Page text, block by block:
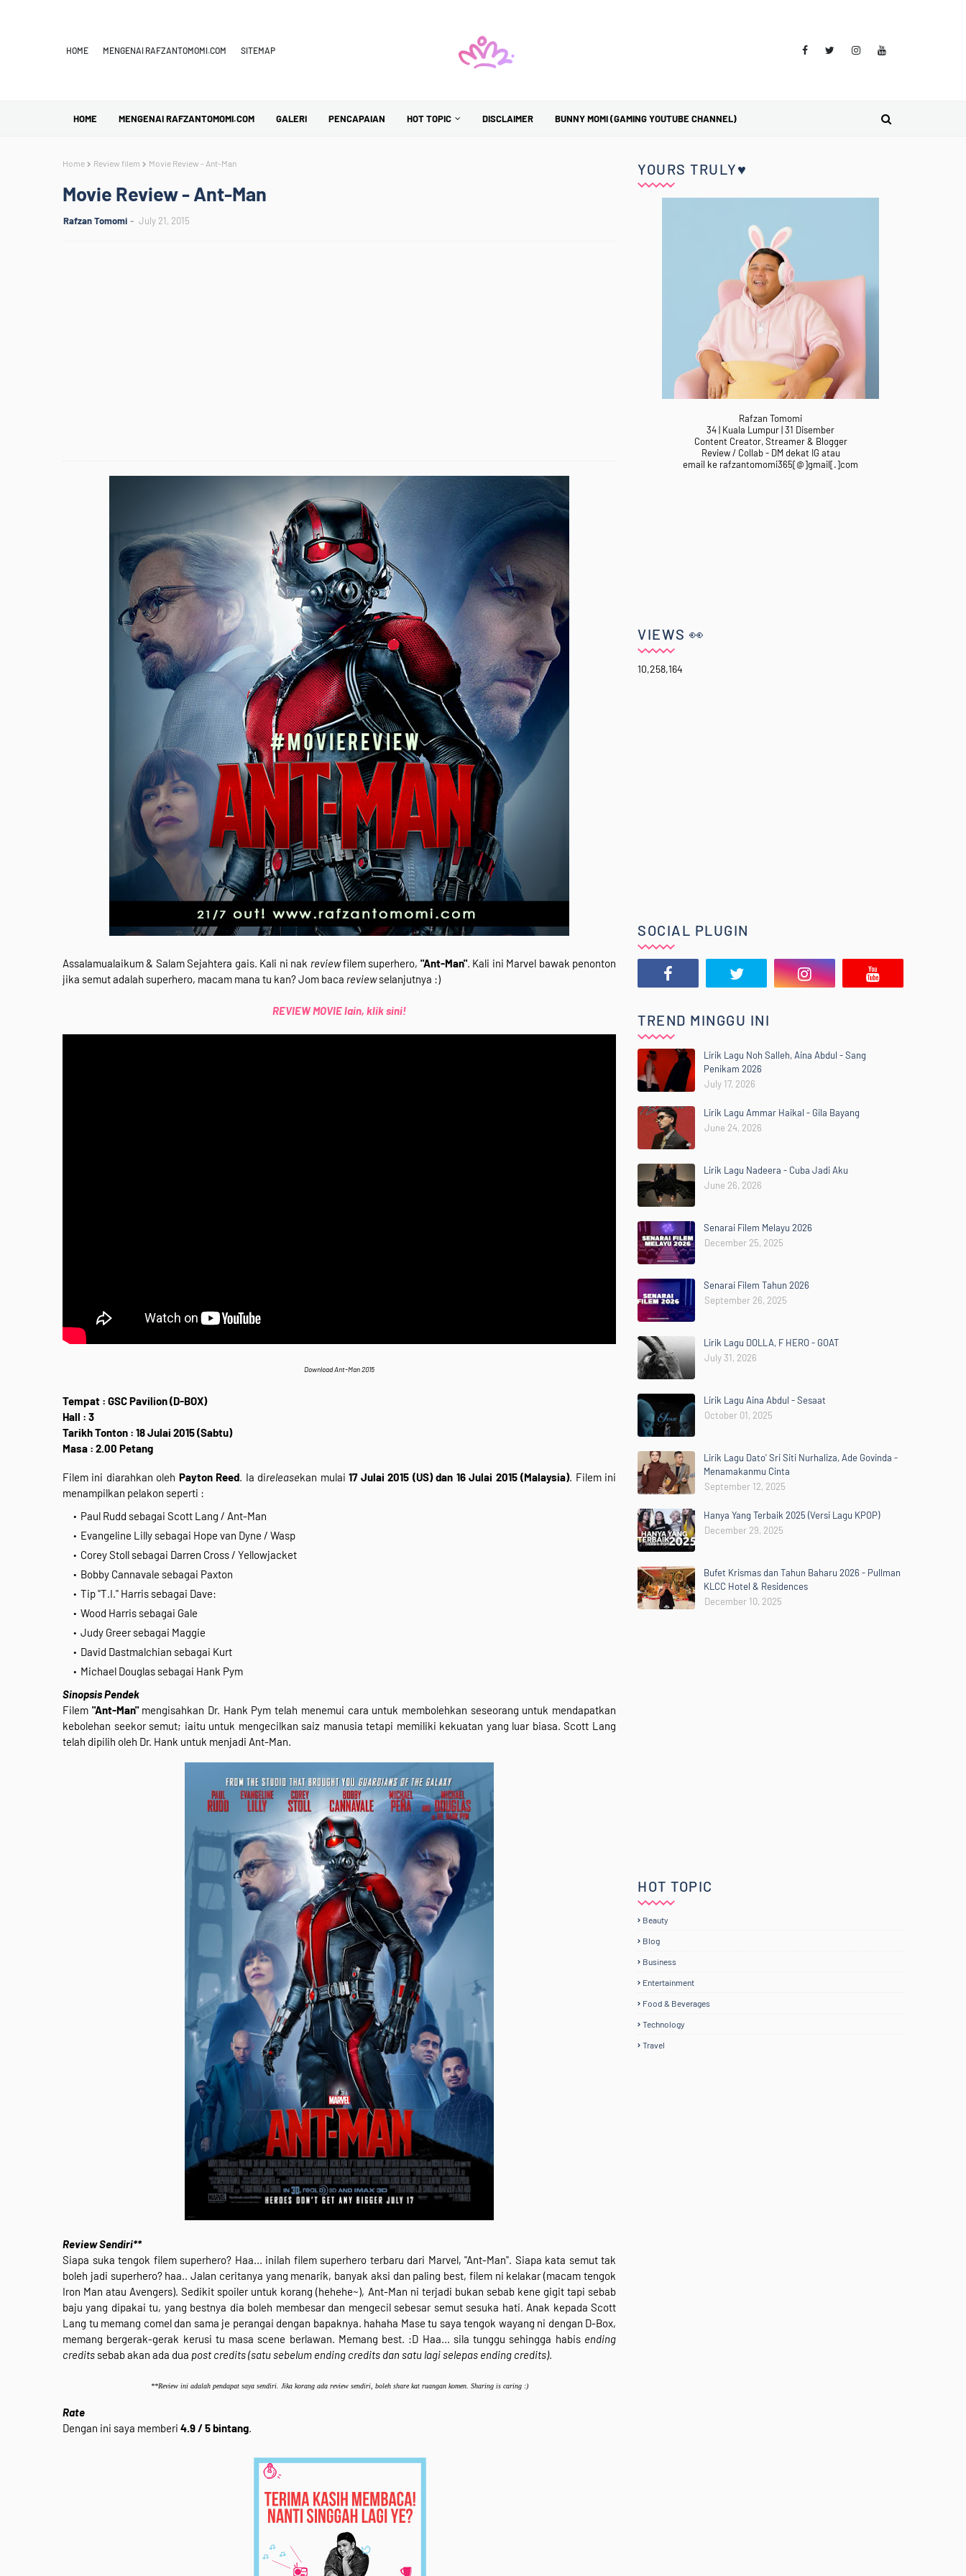
HOME MENGENAI RAFZANTOMOMI.COM SITEMAP
HOME MENGENAI RAFZANTOMOMI.COM GALERI PENCAPAIAN HOT TOPIC DISCLAIMER BUNNY MOMI (GAMING YOUTUBE CHANNEL)
Home Review filem Movie Review - Ant-Man
Movie Review - Ant-Man
Rafzan Tomomi July 21, 2015
Assalamualaikum & Salam Sejahtera gais. Kali ni nak reviewfilem superhero, "Ant-Man". Kali ini Marvel bawak penonton
jika semut adalah superhero, macam mana tu kan? Jom baca reviewselanjutnya :)
REVIEW MOVIE lain, klik sini!
Download Ant-Man 2015
Tempat : GSC Pavilion (D-BOX)
Hall : 3
Tarikh Tonton : 18 Julai 2015 (Sabtu)
Masa : 2.00 Petang
Filem ini diarahkan oleh Payton Reed. Ia direleasekan mulai17 Julai 2015 (US) dan 16 Julai 2015 (Malaysia). Filem ini
menampilkan pelakon seperti :
Paul Rudd sebagai Scott Lang / Ant-Man
Evangeline Lilly sebagai Hope van Dyne / Wasp
Corey Stoll sebagai Darren Cross / Yellowjacket
Bobby Cannavale sebagai Paxton
Tip "T.I." Harris sebagai Dave:
Wood Harris sebagai Gale
Judy Greer sebagai Maggie
David Dastmalchian sebagai Kurt
Michael Douglas sebagai Hank Pym
Sinopsis Pendek
Filem "Ant-Man"mengisahkan Dr. Hank Pym telah menemui cara untuk membolehkan seseorang untuk mendapatkan
kebolehan seekor semut; iaitu untuk mengecilkan saiz manusia tetapi memiliki kekuatan yang luar biasa. Scott Lang
telah dipilih oleh Dr. Hank untuk menjadi Ant-Man.
Review Sendiri**
Siapa suka tengok filem superhero? Haa... inilah filem superhero terbaru dari Marvel, "Ant-Man". Siapa kata semut tak
boleh jadi superhero? haa.. Jalan ceritanya yang menarik, banyak aksi dan paling best, filem ni kelakar (macam tengok
Iron Man atau Avengers). Sedikit spoiler untuk korang (hehehe~), Ant-Man ni terjadi bukan sebab kene gigit tapi sebab
baju yang dipakai tu, yang bestnya dia boleh membesar dan mengecil sebesar semut sesuka hati. Anak kepada Scott
Lang tu memang comel dan sama je perangai dengan bapaknya. hahaha Mase tu saya tengok wayang ni dengan D-Box,
memang bergerak-gerak kerusi tu masa scene berlawan. Memang best. :D Haa... sila tunggu sehingga habis ending
credits sebab akan ada dua post credits(satu sebelum ending credits dan satu lagi selepas ending credits).
**Review ini adalah pendapat saya sendiri. Jika korang ada review sendiri, boleh share kat ruangan komen. Sharing is caring :)
Rate
Dengan ini saya memberi 4.9 / 5 bintang.
YOURS TRULY♥
Rafzan Tomomi
34 | Kuala Lumpur | 31 Disember
Content Creator, Streamer & Blogger
Review / Collab - DM dekat IG atau
email ke rafzantomomi365[@]gmail[.]com
VIEWS 👀
10,258,164
SOCIAL PLUGIN
TREND MINGGU INI
Lirik Lagu Noh Salleh, Aina Abdul - Sang
Penikam 2026
July 17, 2026
Lirik Lagu Ammar Haikal - Gila Bayang
June 24, 2026
Lirik Lagu Nadeera - Cuba Jadi Aku
June 26, 2026
Senarai Filem Melayu 2026
December 25, 2025
Senarai Filem Tahun 2026
September 26, 2025
Lirik Lagu DOLLA, F HERO - GOAT
July 31, 2026
Lirik Lagu Aina Abdul - Sesaat
October 01, 2025
Lirik Lagu Dato' Sri Siti Nurhaliza, Ade Govinda -
Menamakanmu Cinta
September 12, 2025
Hanya Yang Terbaik 2025 (Versi Lagu KPOP)
December 29, 2025
Bufet Krismas dan Tahun Baharu 2026 - Pullman
KLCC Hotel & Residences
December 10, 2025
HOT TOPIC
Beauty
Blog
Business
Entertainment
Food & Beverages
Technology
Travel